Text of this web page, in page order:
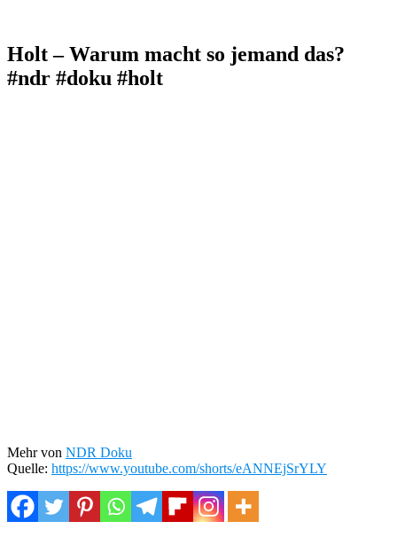
Holt – Warum macht so jemand das?
#ndr #doku #holt
Mehr von NDR Doku
Quelle: https://www.youtube.com/shorts/eANNEjSrYLY